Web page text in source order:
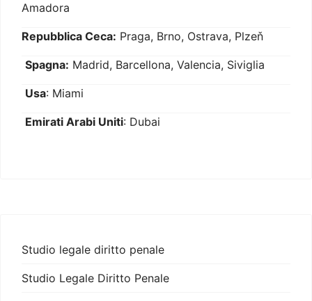
Amadora
Repubblica Ceca: Praga, Brno, Ostrava, Plzeň
Spagna: Madrid, Barcellona, Valencia, Siviglia
Usa: Miami
Emirati Arabi Uniti: Dubai
Studio legale diritto penale
Studio Legale Diritto Penale